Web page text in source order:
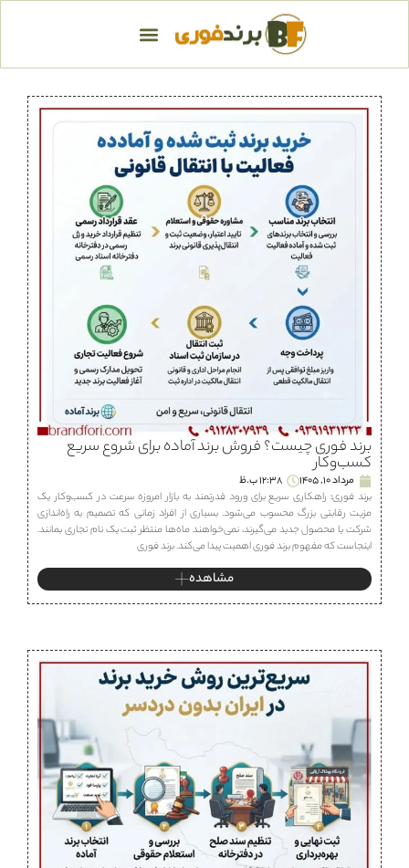
برند فوری چیست؟ فروش برند آماده برای شروع سریع
کسب‌وکار
مرداد 10, 1405
12:38 ب.ظ
برند فوری؛ راهکاری سریع برای ورود قدرتمند به بازار امروزه سرعت در کسب‌وکار یک
مزیت رقابتی بزرگ محسوب می‌شود. بسیاری از افراد زمانی که تصمیم به راه‌اندازی
شرکت یا محصول جدید می‌گیرند، نمی‌خواهند ماه‌ها منتظر ثبت یک نام تجاری بمانند.
اینجاست که مفهوم برند فوری اهمیت پیدا می‌کند. برند فوری
مشاهده